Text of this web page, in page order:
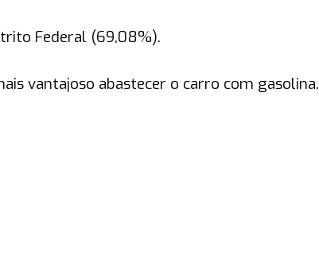
Federal (69,08%).
vantajoso abastecer o carro com gasolina.